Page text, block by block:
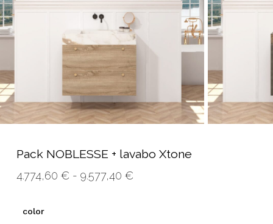
Pack NOBLESSE + lavabo Xtone
4.774,60 € - 9.577,40 €Rango
color